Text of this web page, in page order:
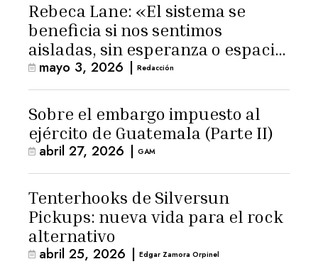
Rebeca Lane: «El sistema se
beneficia si nos sentimos
aisladas, sin esperanza o espacio
para la ternura»
mayo 3, 2026 | Redacción
Sobre el embargo impuesto al
ejército de Guatemala (Parte II)
abril 27, 2026 | GAM
Tenterhooks de Silversun
Pickups: nueva vida para el rock
alternativo
abril 25, 2026 | Edgar Zamora Orpinel